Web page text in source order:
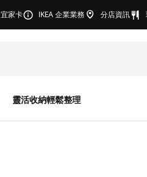
宜家卡 IKEA 企業業務 分店資訊
靈活收納輕鬆整理